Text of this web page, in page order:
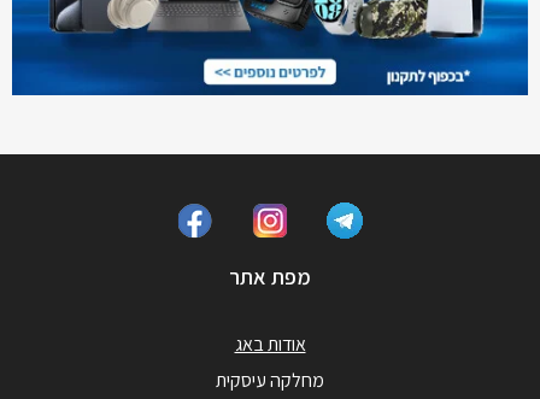
מפת אתר
אודות באג
מחלקה עיסקית